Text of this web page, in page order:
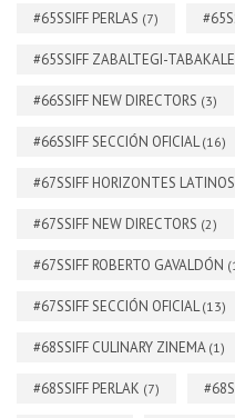
#65SSIFF PERLAS (7)
#65SSIFF ZABALTEGI-
#66SSIFF NEW DIRECTORS (3)
#66SSIFF SECCIÓN OFICIAL(16)
#67SSIFF HORIZONTES LATINOS
#67SSIFF NEW DIRECTORS (2)
#67SSIFF ROBERTO GAVALDÓN
#67SSIFF SECCIÓN OFICIAL(13)
#68SSIFF CULINARY ZINEMA (1)
#68SSIFF PERLAK (7)